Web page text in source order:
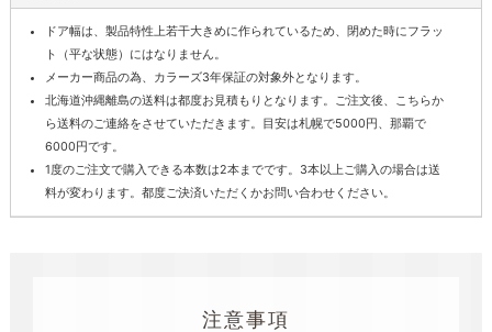
ドア幅は、製品特性上若干大きめに作られているため、閉めた時にフラッ
ト（平な状態）にはなりません。
メーカー商品の為、カラーズ3年保証の対象外となります。
北海道沖縄離島の送料は都度お見積もりとなります。ご注文後、こちらか
ら送料のご連絡をさせていただきます。目安は札幌で5000円、那覇で
6000円です。
1度のご注文で購入できる本数は2本までです。3本以上ご購入の場合は送
料が変わります。都度ご決済いただくかお問い合わせください。
注意事項